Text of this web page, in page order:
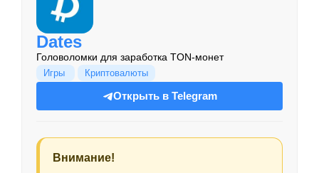
Dates
Головоломки для заработка TON-монет
Игры Криптовалюты
Открыть в Telegram
Внимание!